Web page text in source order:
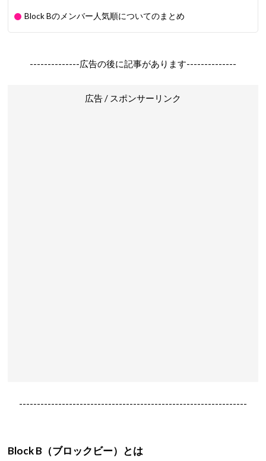
Block Bのメンバー人気順についてのまとめ
--------------広告の後に記事があります--------------
広告 / スポンサーリンク
----------------------------------------------------------------
Block B （ブロックビー）とは